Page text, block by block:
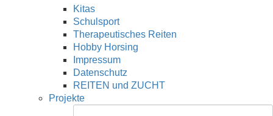
Kitas
Schulsport
Therapeutisches Reiten
Hobby Horsing
Impressum
Datenschutz
REITEN und ZUCHT
Projekte